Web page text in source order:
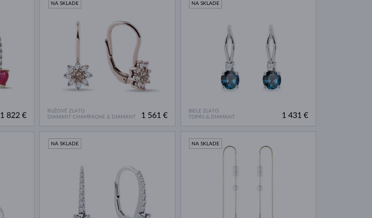
1 822 €
RUŽOVÉ ZLATO
DIAMANT CHAMPAGNE & DIAMANT
NA SKLADE
1 561 €
BIELE ZLATO
TOPÁS & DIAMANT
NA SKLADE
1 431 €
NA SKLADE NA SKLADE